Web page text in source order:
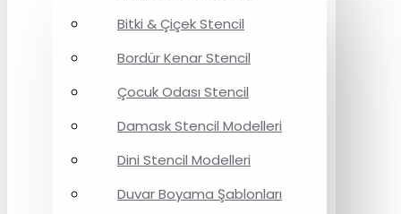
Bitki & Çiçek Stencil
Bordür Kenar Stencil
Çocuk Odası Stencil
Damask Stencil Modelleri
Dini Stencil Modelleri
Duvar Boyama Şablonları